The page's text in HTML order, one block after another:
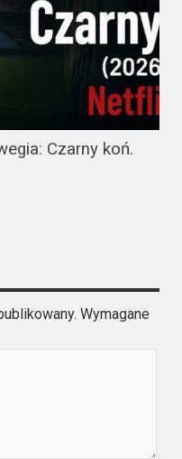
Czarny koń.
Wymagane